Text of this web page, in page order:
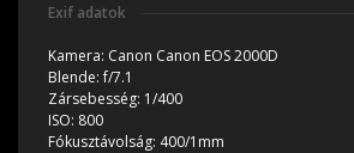
Exif adatok
Kamera: Canon Canon EOS 2000D
Blende:f/7.1
Zársebesség: 1/400
ISO: 800
Fókusztávolság: 400/1mm